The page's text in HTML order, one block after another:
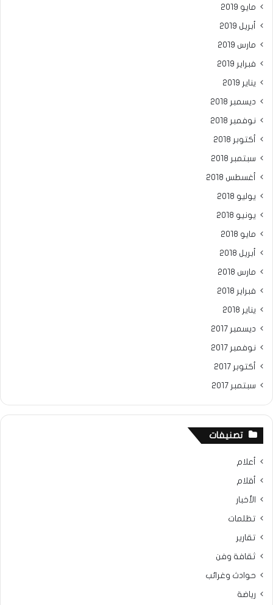
مايو 2019
أبريل 2019
مارس 2019
فبراير 2019
يناير 2019
ديسمبر 2018
نوفمبر 2018
أكتوبر 2018
سبتمبر 2018
أغسطس 2018
يوليو 2018
يونيو 2018
مايو 2018
أبريل 2018
مارس 2018
فبراير 2018
يناير 2018
ديسمبر 2017
نوفمبر 2017
أكتوبر 2017
سبتمبر 2017
تصنيفات
أعلام
أقلام
الأخبار
تظلمات
تقارير
ثقافة وفن
حوادث وغرائب
رياضة